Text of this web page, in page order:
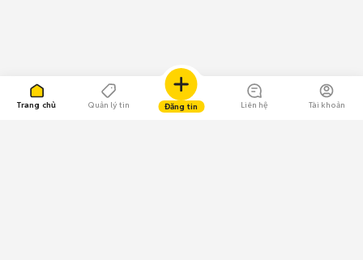
Trang chủ Quản lý tin Đăng tin Liên hệ Tài khoản